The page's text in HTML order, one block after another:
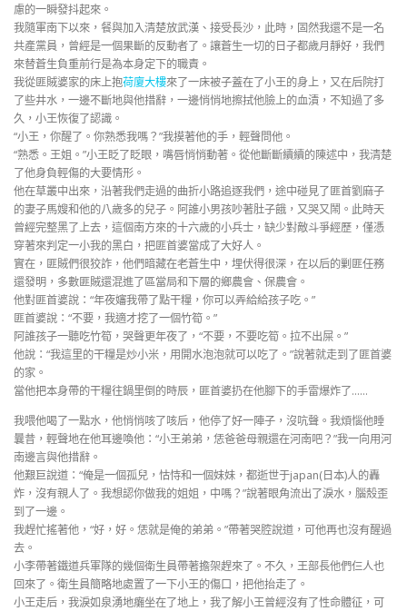
慮的一瞬發抖起來。
我隨軍南下以來，餐與加入清楚放武漢、接受長沙，此時，固然我還不是一名
共產黨員，曾經是一個果斷的反動者了。讓蒼生一切的日子都歲月靜好，我們
來替蒼生負重前行是為本身定下的職責。
我從匪賊婆家的床上抱荷廈大樓來了一床被子蓋在了小王的身上，又在后院打
了些井水，一邊不斷地與他措辭，一邊悄悄地擦拭他臉上的血漬，不知過了多
久，小王恢復了認識。
“小王，你醒了。你熟悉我嗎？”我摸著他的手，輕聲問他。
“熟悉。王姐。”小王眨了眨眼，嘴唇悄悄動著。從他斷斷續續的陳述中，我清楚
了他身負輕傷的大要情形。
他在草叢中出來，沿著我們走過的曲折小路追逐我們，途中碰見了匪首劉麻子
的妻子馬嫂和他的八歲多的兒子。阿誰小男孩吵著肚子餓，又哭又鬧。此時天
曾經完整黑了上去，這個南方來的十六歲的小兵士，缺少對敵斗爭經歷，僅憑
穿著來判定一小我的黑白，把匪首婆當成了大好人。
實在，匪賊們很狡詐，他們暗藏在老蒼生中，埋伏得很深，在以后的剿匪任務
還發明，多數匪賊還混進了區當局和下層的鄉農會、保農會。
他對匪首婆說：“年夜嬸我帶了點干糧，你可以弄給給孩子吃。”
匪首婆說：“不要，我適才挖了一個竹筍。”
阿誰孩子一聽吃竹筍，哭聲更年夜了，“不要，不要吃筍。拉不出屎。”
他說：“我這里的干糧是炒小米，用開水泡泡就可以吃了。”說著就走到了匪首婆
的家。
當他把本身帶的干糧往鍋里倒的時辰，匪首婆扔在他腳下的手雷爆炸了……
我喂他喝了一點水，他悄悄咳了咳后，他停了好一陣子，沒吭聲。我煩惱他睡
曩昔，輕聲地在他耳邊喚他：“小王弟弟，恁爸爸母親還在河南吧？”我一向用河
南邊言與他措辭。
他艱巨說道：“俺是一個孤兒，怙恃和一個妹妹，都逝世于japan(日本)人的轟
炸，沒有親人了。我想認你做我的姐姐，中嗎？”說著眼角流出了淚水，腦殼歪
到了一邊。
我趕忙搖著他，“好，好。恁就是俺的弟弟。”帶著哭腔說道，可他再也沒有醒過
去。
小李帶著鐵道兵軍隊的幾個衛生員帶著擔架趕來了。不久，王部長他們仨人也
回來了。衛生員簡略地處置了一下小王的傷口，把他抬走了。
小王走后，我淚如泉湧地癱坐在了地上，我了解小王曾經沒有了性命體征，可